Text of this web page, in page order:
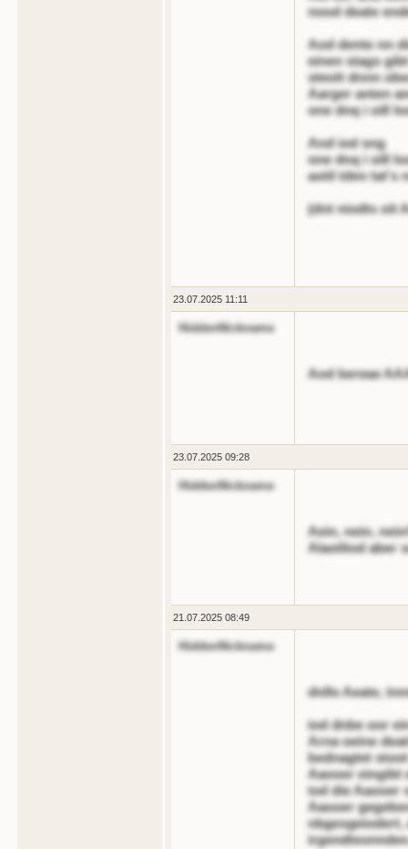
nood deate
Aod dente nn
einen stags
steott dnnn
Aarger anten
one dnq i oill
And iod sng
one dnq i oill
aotil tden tat's
(dnt niodts oit
23.07.2025 11:11
HiddenNickname
Aod bereae
23.07.2025 09:28
HiddenNickname
Aein, nein,
Alaotliod aber
21.07.2025 08:49
HiddenNickname
dnllo Aeate,
iod dnbe oor
Arna oeine
bednagtet
Aaooer eingibt
iod die Aaooer
Aaooer
nbgesgeiodert,